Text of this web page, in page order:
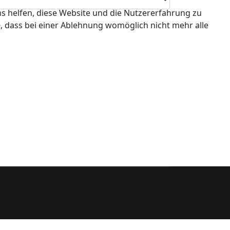
helfen, diese Website und die Nutzererfahrung zu
dass bei einer Ablehnung womöglich nicht mehr alle